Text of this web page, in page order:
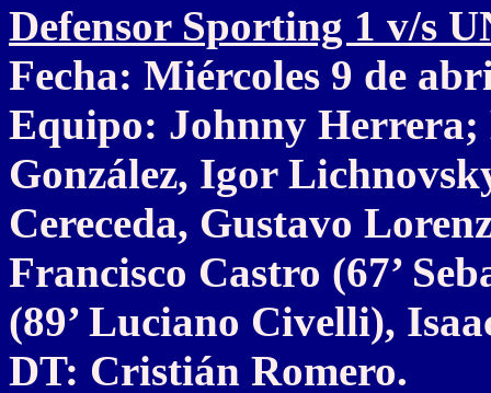
Defensor Sporting 1 v/s
Fecha: Miércoles 9 de
Equipo: Johnny Herrera;
González, Igor
Cereceda, Gustavo
Francisco Castro (67’
(89’ Luciano Civelli),
DT: Cristián Romero.